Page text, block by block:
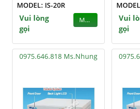
MODEL: IS-20R
Vui lòng
gọi
MUA
Vui
gọi
0975.646.818 Ms.Nhung